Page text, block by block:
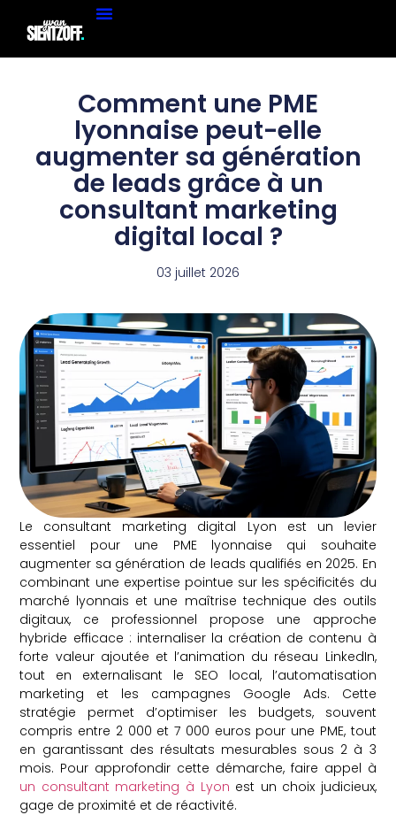
Comment une PME
lyonnaise peut-elle
augmenter sa génération
de leads grâce à un
consultant marketing
digital local ?
03 juillet 2026
Le consultant marketing digital Lyon est un levier
essentiel pour une PME lyonnaise qui souhaite
augmenter sa génération de leads qualifiés en 2025. En
combinant une expertise pointue sur les spécificités du
marché lyonnais et une maîtrise technique des outils
digitaux, ce professionnel propose une approche
hybride efficace : internaliser la création de contenu à
forte valeur ajoutée et l’animation du réseau LinkedIn,
tout en externalisant le SEO local, l’automatisation
marketing et les campagnes Google Ads. Cette
stratégie permet d’optimiser les budgets, souvent
compris entre 2 000 et 7 000 euros pour une PME, tout
en garantissant des résultats mesurables sous 2 à 3
mois. Pour approfondir cette démarche, faire appel à
un consultant marketing à Lyon est un choix judicieux,
gage de proximité et de réactivité.